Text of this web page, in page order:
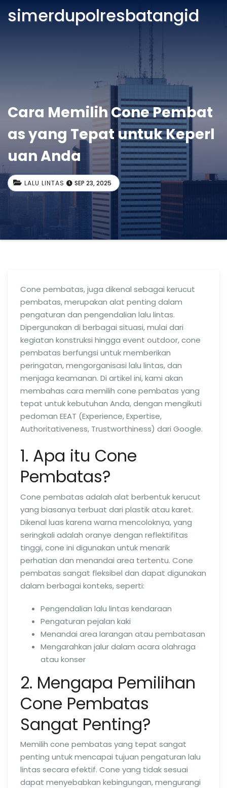
simerdupolresbatangid
Cara Memilih Cone Pembat
as yang Tepat untuk Keperl
uan Anda
LALU LINTAS SEP 23, 2025
Cone pembatas, juga dikenal sebagai kerucut
pembatas, merupakan alat penting dalam
pengaturan dan pengendalian lalu lintas.
Dipergunakan di berbagai situasi, mulai dari
kegiatan konstruksi hingga event outdoor, cone
pembatas berfungsi untuk memberikan
peringatan, mengorganisasi lalu lintas, dan
menjaga keamanan. Di artikel ini, kami akan
membahas cara memilih cone pembatas yang
tepat untuk kebutuhan Anda, dengan mengikuti
pedoman EEAT (Experience, Expertise,
Authoritativeness, Trustworthiness) dari Google.
1. Apa itu Cone
Pembatas?
Cone pembatas adalah alat berbentuk kerucut
yang biasanya terbuat dari plastik atau karet.
Dikenal luas karena warna mencoloknya, yang
seringkali adalah oranye dengan reflektifitas
tinggi, cone ini digunakan untuk menarik
perhatian dan menandai area tertentu. Cone
pembatas sangat fleksibel dan dapat digunakan
dalam berbagai konteks, seperti:
Pengendalian lalu lintas kendaraan
Pengaturan pejalan kaki
Menandai area larangan atau pembatasan
Mengarahkan jalur dalam acara olahraga
atau konser
2. Mengapa Pemilihan
Cone Pembatas
Sangat Penting?
Memilih cone pembatas yang tepat sangat
penting untuk mencapai tujuan pengaturan lalu
lintas secara efektif. Cone yang tidak sesuai
dapat menyebabkan kebingungan, mengurangi